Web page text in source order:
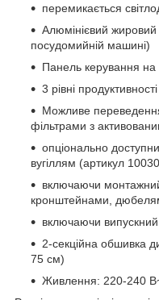
перемикається
Алюмінієвий
посудомийній машині)
Панель керування на
3 рівні продуктивності
Можливе
фільтрами з
опціонально
вугіллям (артикул
включаючи
кронштейнами,
включаючи
2-секційна обшивка
75 см)
Живлення: 220-240